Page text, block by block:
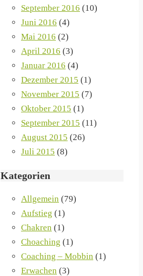
September 2016 (10)
Juni 2016 (4)
Mai 2016 (2)
April 2016 (3)
Januar 2016 (4)
Dezember 2015 (1)
November 2015 (7)
Oktober 2015 (1)
September 2015 (11)
August 2015 (26)
Juli 2015 (8)
Kategorien
Allgemein (79)
Aufstieg (1)
Chakren (1)
Choaching (1)
Coaching – Mobbin (1)
Erwachen (3)